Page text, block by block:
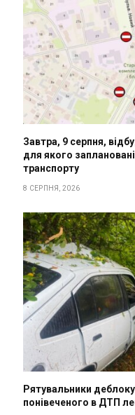
Завтра, 9 серпня,
для якого
транспорту
8 СЕРПНЯ, 2026
Рятувальники
понівеченого в ДТП